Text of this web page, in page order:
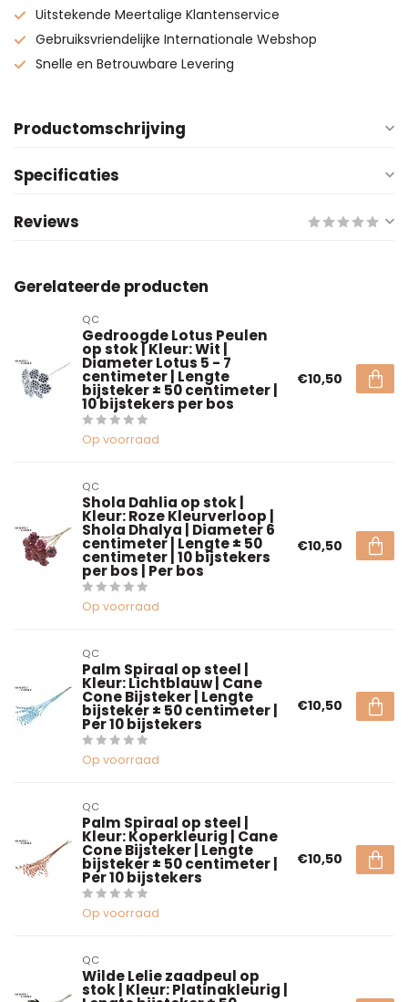
Uitstekende Meertalige Klantenservice
Gebruiksvriendelijke Internationale Webshop
Snelle en Betrouwbare Levering
Productomschrijving
Specificaties
Reviews
Gerelateerde producten
QC
Gedroogde Lotus Peulen
op stok | Kleur: Wit |
Diameter Lotus 5 - 7
centimeter | Lengte
bijsteker ± 50 centimeter |
10 bijstekers per bos
Op voorraad
€10,50
QC
Shola Dahlia op stok |
Kleur: Roze Kleurverloop |
Shola Dhalya | Diameter 6
centimeter | Lengte ± 50
centimeter | 10 bijstekers
per bos | Per bos
Op voorraad
€10,50
QC
Palm Spiraal op steel |
Kleur: Lichtblauw | Cane
Cone Bijsteker | Lengte
bijsteker ± 50 centimeter |
Per 10 bijstekers
Op voorraad
€10,50
QC
Palm Spiraal op steel |
Kleur: Koperkleurig | Cane
Cone Bijsteker | Lengte
bijsteker ± 50 centimeter |
Per 10 bijstekers
Op voorraad
€10,50
QC
Wilde Lelie zaadpeul op
stok | Kleur: Platinakleurig |